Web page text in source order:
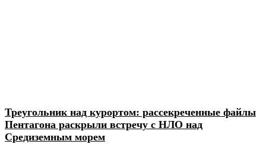
Треугольник над курортом: рассекреченные файлы
Пентагона раскрыли встречу с НЛО над
Средиземным морем